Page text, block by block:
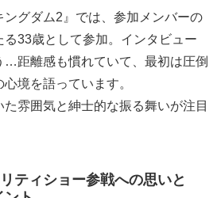
グダム2』では、参加メンバーの
33歳として参加。インタビュー
…距離感も慣れていて、最初は圧倒
境を語っています。
雰囲気と紳士的な振る舞いが注目
ティショー参戦への思いと